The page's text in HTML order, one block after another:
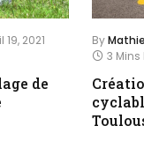
19, 2021
de
By
3 Mins